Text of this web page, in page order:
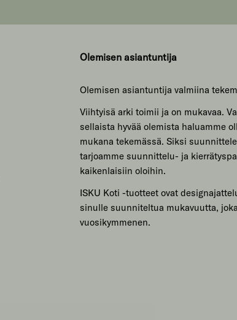
Olemisen asiantuntija
Olemisen asiantuntija valmiina
Viihtyisä arki toimii ja on mukavaa.
sellaista hyvää olemista haluamme
mukana tekemässä. Siksi
tarjoamme suunnittelu- ja
kaikenlaisiin oloihin.
ISKU Koti -tuotteet ovat
sinulle suunniteltua mukavuutta,
vuosikymmenen.